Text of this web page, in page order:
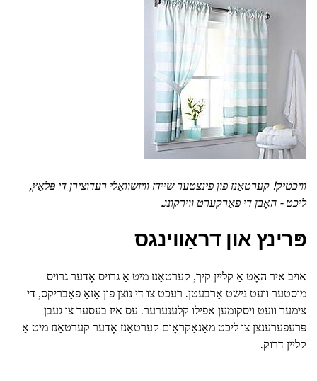
וויכטיק! קערטאַנז פון פינצטער שיידז וויזשוואַלי רעדוצירן די פּלאַץ,
ליכט - האָבן די פאַרקערט ווירקונג.
פּרינץ און דראַווינגס
אויב איר האָט אַ קליין קיך, קערטאַנז מיט אַ גרויס אָדער גרויס
מוסטער וועט נישט אַרבעטן. רעכט צו די נוצן פון אַזאַ פאַבריקס, די
צימער וועט ויסקומען אפילו קלענערער. עס איז בעסער צו געבן
פּרעפֿערענצן צו ליכט מאַנאַקראָום קערטאַנז אָדער קערטאַנז מיט אַ
קליין דרוק.